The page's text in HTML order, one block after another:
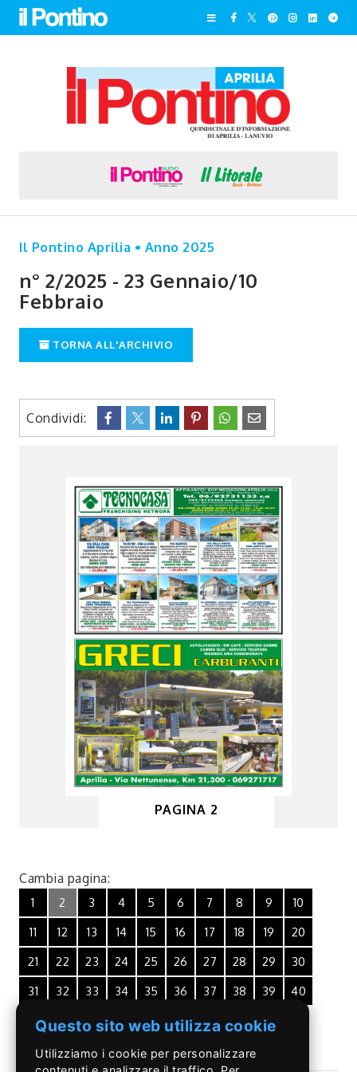
Il Pontino Aprilia • Anno 2025
n° 2/2025 - 23 Gennaio/10
Febbraio
TORNA ALL'ARCHIVIO
Condividi:
PAGINA 2
Cambia pagina:
1 2 3 4 5 6 7 8 9
10
11
12 13 14 15 16 17 18 19
20
21
22 23 24 25 26 27 28 29
30
31
32 33 34 35 36 37 38 39 40
Questo sito web utilizza cookie
Utilizziamo i cookie per personalizzare